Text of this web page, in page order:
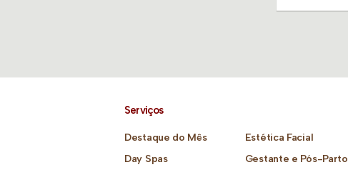
Serviços
Destaque do Mês
Day Spas
Estética Facial
Gestante e Pós-Parto